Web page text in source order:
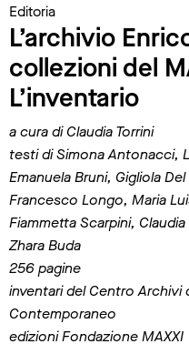
Editoria
L’archivio
collezioni del
L’inventario
a cura di Claudia Torrini
testi di Simona Antonacci,
Emanuela Bruni, Gigliola
Francesco Longo, Maria
Fiammetta Scarpini, Claudia
Zhara Buda
256 pagine
inventari del Centro Archivi
Contemporaneo
edizioni Fondazione MAXXI